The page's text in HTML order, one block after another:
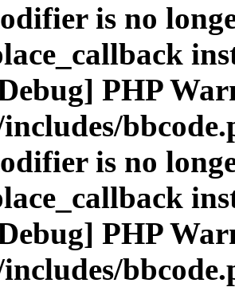
is no
PHP
is no
PHP